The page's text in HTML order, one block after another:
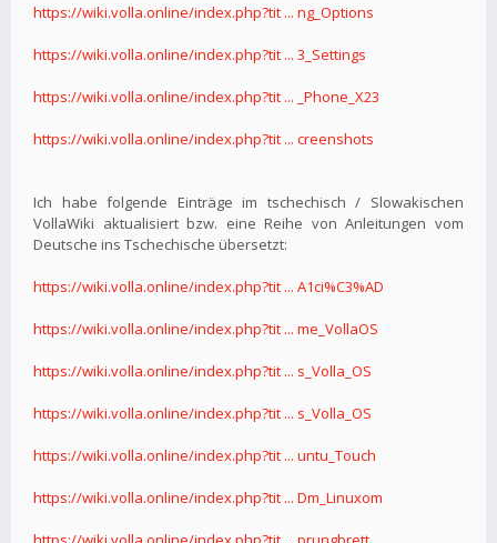
https://wiki.volla.online/index.php?tit ... ng_Options
https://wiki.volla.online/index.php?tit ... 3_Settings
https://wiki.volla.online/index.php?tit ... _Phone_X23
https://wiki.volla.online/index.php?tit ... creenshots
Ich habe folgende Einträge im tschechisch / Slowakischen
VollaWiki aktualisiert bzw. eine Reihe von Anleitungen vom
Deutsche ins Tschechische übersetzt:
https://wiki.volla.online/index.php?tit ... A1ci%C3%AD
https://wiki.volla.online/index.php?tit ... me_VollaOS
https://wiki.volla.online/index.php?tit ... s_Volla_OS
https://wiki.volla.online/index.php?tit ... s_Volla_OS
https://wiki.volla.online/index.php?tit ... untu_Touch
https://wiki.volla.online/index.php?tit ... Dm_Linuxom